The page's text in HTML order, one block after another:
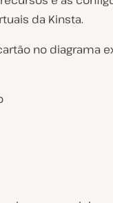
da Kinsta.
no diagrama